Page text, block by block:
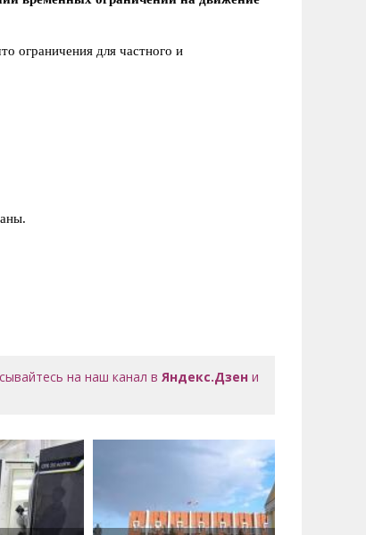
ограничения для частного и
на наш канал вЯндекс.Дзен и